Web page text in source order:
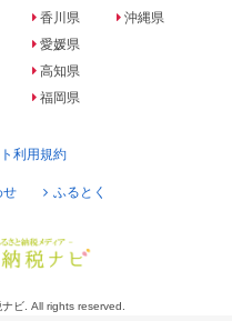
香川県
愛媛県
高知県
福岡県
沖縄県
利用規約
せ ふるとく
ビ. All rights reserved.